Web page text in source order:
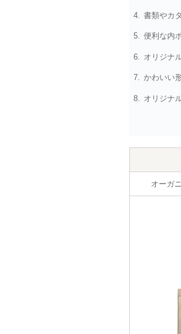
書類やカ
便利な内
オリジナ
かわいい
オリジナ
オーガ